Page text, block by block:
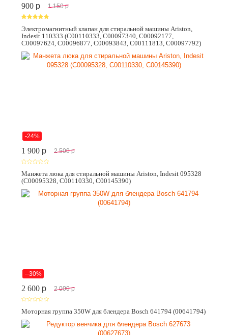
900 p 1 150 p
Электромагнитный клапан для стиральной машины Ariston,
Indesit 110333 (C00110333, C00097340, C00092177,
C00097624, C00096877, C00093843, C00111813, C00097792)
-24%
1 900 p 2 500 p
Манжета люка для стиральной машины Ariston, Indesit 095328
(C00095328, C00110330, C00145390)
--30%
2 600 p 2 000 p
Моторная группа 350W для блендера Bosch 641794 (00641794)